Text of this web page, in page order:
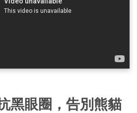
黑眼圈，告別熊貓